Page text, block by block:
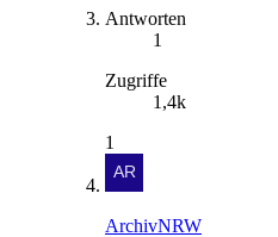
Antworten
1
Zugriffe
1,4k
1
ArchivNRW